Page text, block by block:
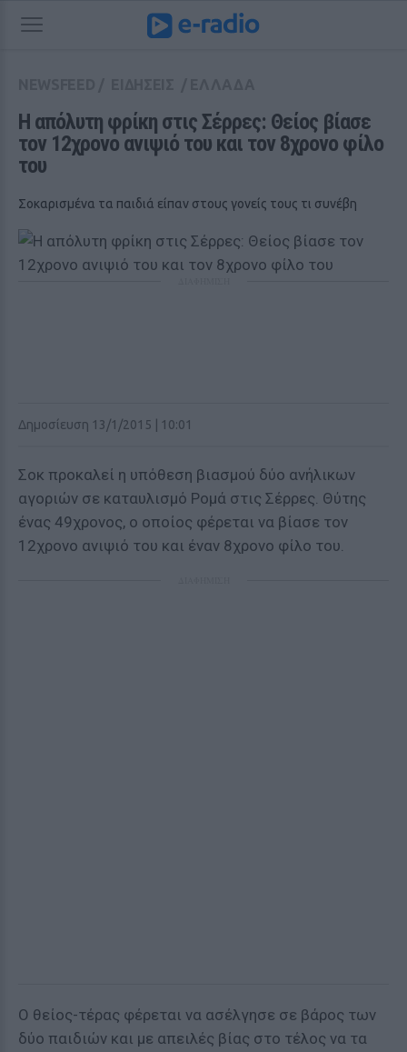
Η απόλυτη φρίκη στις Σέρρες: Θείος βίασε
τον 12χρονο ανιψιό του και τον 8χρονο φίλο
του
Σοκαρισμένα τα παιδιά είπαν στους γονείς τους τι συνέβη
Δημοσίευση 13/1/2015 | 10:01
Σοκ προκαλεί η υπόθεση βιασμού δύο ανήλικων
αγοριών σε καταυλισμό Ρομά στις Σέρρες. Θύτης
ένας 49χρονος, ο οποίος φέρεται να βίασε τον
12χρονο ανιψιό του και έναν 8χρονο φίλο του.
Ο θείος-τέρας φέρεται να ασέλγησε σε βάρος των
δύο παιδιών και με απειλές βίας στο τέλος να τα